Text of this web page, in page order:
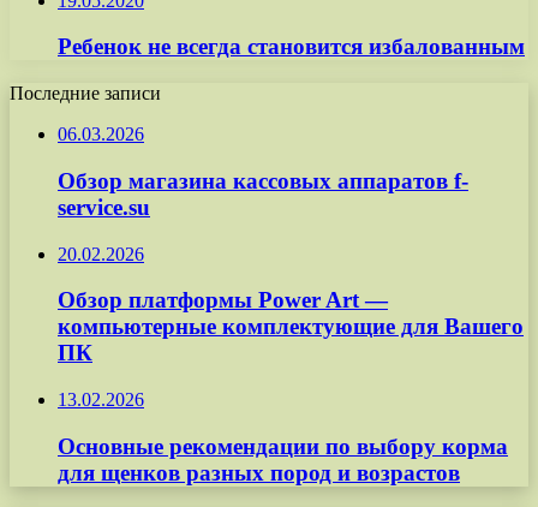
Ребенок не всегда становится избалованным
Последние записи
06.03.2026
Обзор магазина кассовых аппаратов f-
service.su
20.02.2026
Обзор платформы Power Art —
компьютерные комплектующие для Вашего
ПК
13.02.2026
Основные рекомендации по выбору корма
для щенков разных пород и возрастов